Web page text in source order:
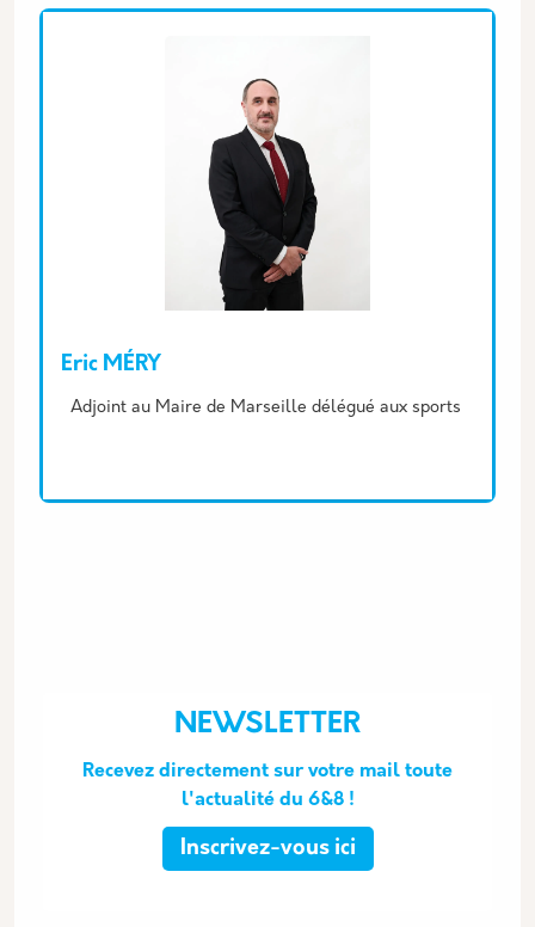
Eric MÉRY
Description
Adjoint au Maire de Marseille délégué aux sports
NEWSLETTER
Recevez directement sur votre mail toute
l'actualité du 6&8 !
Inscrivez-vous ici